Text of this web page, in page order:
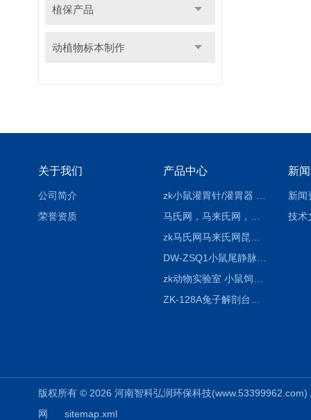
植保产品
动植物标本制作
关于我们
公司简介
荣誉资质
产品中心 新
新闻
技术
版权所有 © 2026 河南智科弘润环保科技
网
sitemap.xml